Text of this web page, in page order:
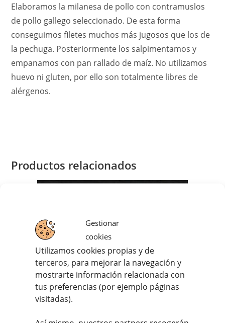
Gestionar
cookies
Utilizamos cookies propias y de
terceros, para mejorar la navegación y
mostrarte información relacionada con
tus preferencias (por ejemplo páginas
visitadas).
Elaboramos la milanesa de pollo con contramuslos
de pollo gallego seleccionado. De esta forma
conseguimos filetes muchos más jugosos que los de
la pechuga. Posteriormente los salpimentamos y
empanamos con pan rallado de maíz. No utilizamos
huevo ni gluten, por ello son totalmente libres de
alérgenos.
Productos relacionados